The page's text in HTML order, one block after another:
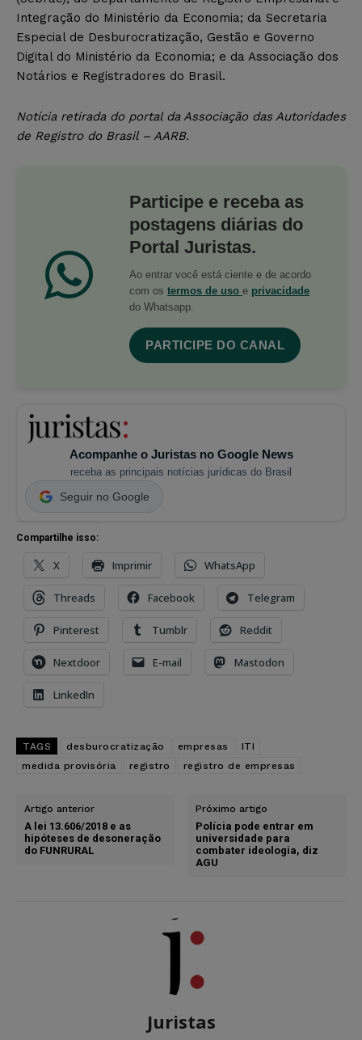
Integração do Ministério da Economia; da Secretaria
Especial de Desburocratização, Gestão e Governo
Digital do Ministério da Economia; e da Associação dos
Notários e Registradores do Brasil.
Notícia retirada do portal da Associação das Autoridades
de Registro do Brasil – AARB.
Participe e receba as
postagens diárias do
Portal Juristas.
Ao entrar você está ciente e de acordo
com os termos de uso e privacidade
do Whatsapp.
PARTICIPE DO CANAL
Acompanhe o Juristas no Google News
receba as principais notícias jurídicas do Brasil
Seguir no Google
Compartilhe isso:
X Imprimir WhatsApp
Threads Facebook Telegram
Pinterest Tumblr Reddit
Nextdoor E-mail Mastodon
LinkedIn
TAGS desburocratização empresas
ITI
medida provisória
registro registro de empresas
Artigo anterior
A lei 13.606/2018 e as
hipóteses de desoneração
do FUNRURAL
Próximo artigo
Polícia pode entrar em
universidade para
combater ideologia, diz
AGU
Juristas